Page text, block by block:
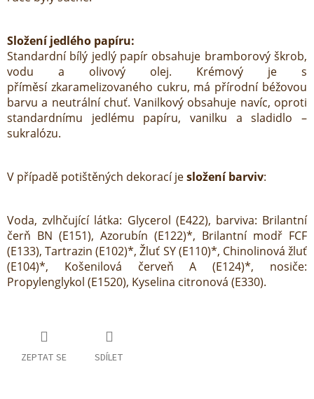
Složení jedlého papíru:
Standardní bílý jedlý papír obsahuje bramborový škrob,
vodu a olivový olej. Krémový je s
příměsí zkaramelizovaného cukru, má přírodní béžovou
barvu a neutrální chuť. Vanilkový obsahuje navíc, oproti
standardnímu jedlému papíru, vanilku a sladidlo –
sukralózu.
V případě potištěných dekorací jesložení barviv:
Voda, zvlhčující látka: Glycerol (E422), barviva: Brilantní
čerň BN (E151), Azorubín (E122)*, Brilantní modř FCF
(E133), Tartrazin (E102)*, Žluť SY (E110)*, Chinolinová žluť
(E104)*, Košenilová červeň A (E124)*, nosiče:
Propylenglykol (E1520), Kyselina citronová (E330).
ZEPTAT SE SDÍLET